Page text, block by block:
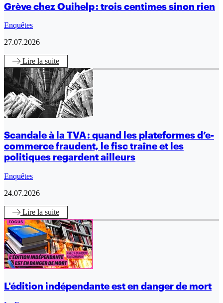
Grève chez Ouihelp : trois centimes sinon rien
Enquêtes
27.07.2026
Lire la suite
Scandale à la TVA : quand les plateformes d’e-
commerce fraudent, le fisc traîne et les
politiques regardent ailleurs
Enquêtes
24.07.2026
Lire la suite
L'édition indépendante est en danger de mort